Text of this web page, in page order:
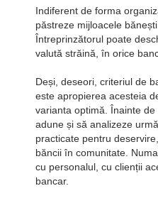
Indiferent de forma
păstreze mijloacele
Întreprinzătorul poate
valută străină, în orice
Deși, deseori, criteriul de
este apropierea acesteia
varianta optimă. Înainte
adune și să analizeze
practicate pentru
băncii în comunitate.
cu personalul, cu clienții
bancar.